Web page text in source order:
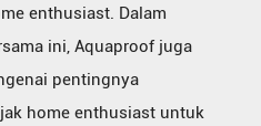
enthusiast. Dalam
ini, Aquaproof juga
pentingnya
home enthusiast untuk